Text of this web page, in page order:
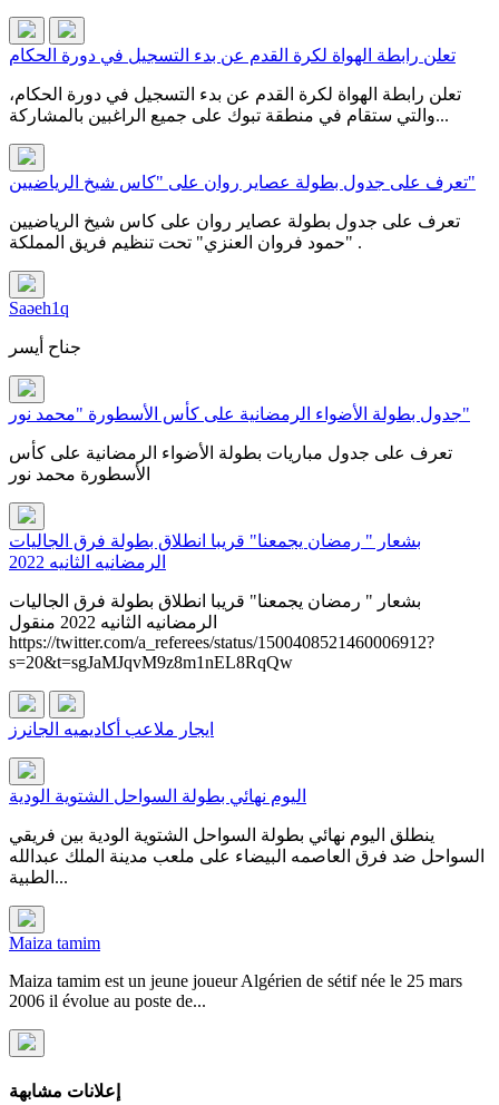
تعلن رابطة الهواة لكرة القدم عن بدء التسجيل في دورة الحكام
تعلن رابطة الهواة لكرة القدم عن بدء التسجيل في دورة الحكام،
والتي ستقام في منطقة تبوك على جميع الراغبين بالمشاركة...
تعرف على جدول بطولة عصاير روان على "كاس شيخ الرياضيين"
تعرف على جدول بطولة عصاير روان على كاس شيخ الرياضيين
"حمود فروان العنزي" تحت تنظيم فريق المملكة .
Saəeh1q
جناح أيسر
جدول بطولة الأضواء الرمضانية على كأس الأسطورة "محمد نور"
تعرف على جدول مباريات بطولة الأضواء الرمضانية على كأس
بشعار " رمضان يجمعنا" قريبا انطلاق بطولة فرق الجاليات
الرمضانيه الثانيه 2022
بشعار " رمضان يجمعنا" قريبا انطلاق بطولة فرق الجاليات
الرمضانيه الثانيه 2022 منقول
https://twitter.com/a_referees/status/1500408521460006912?
s=20&t=sgJaMJqvM9z8m1nEL8RqQw
ايجار ملاعب أكاديميه الجانرز
اليوم نهائي بطولة السواحل الشتوية الودية
ينطلق اليوم نهائي بطولة السواحل الشتوية الودية بين فريقي
السواحل ضد فرق العاصمه البيضاء على ملعب مدينة الملك عبدالله
الطبية...
Maiza tamim
Maiza tamim est un jeune joueur Algérien de sétif née le 25 mars
2006 il évolue au poste de...
إعلانات مشابهة